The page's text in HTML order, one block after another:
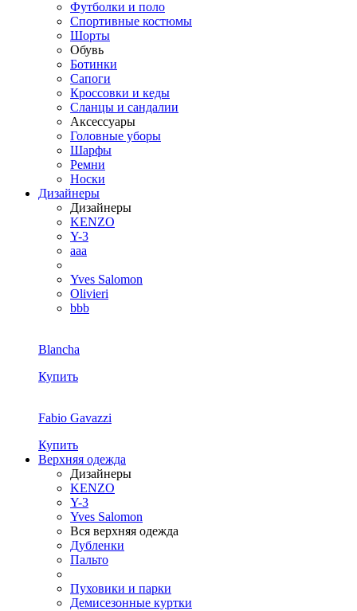
Футболки и поло
Спортивные костюмы
Шорты
Обувь
Ботинки
Сапоги
Кроссовки и кеды
Сланцы и сандалии
Аксессуары
Головные уборы
Шарфы
Ремни
Носки
Дизайнеры
Дизайнеры
KENZO
Y-3
aaa
Yves Salomon
Olivieri
bbb
Blancha
Купить
Fabio Gavazzi
Купить
Верхняя одежда
Дизайнеры
KENZO
Y-3
Yves Salomon
Вся верхняя одежда
Дубленки
Пальто
Пуховики и парки
Демисезонные куртки